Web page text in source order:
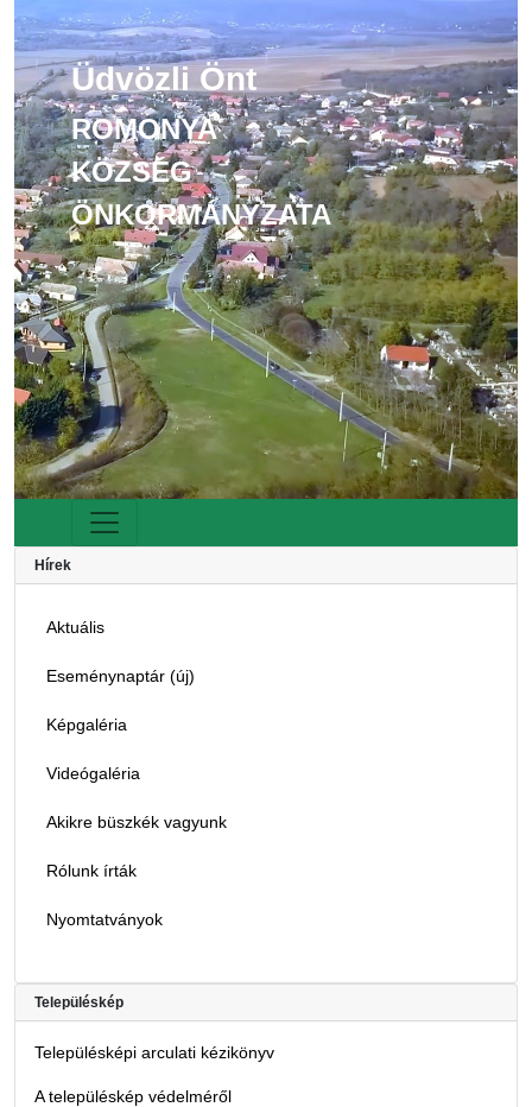
Üdvözli Önt
ROMONYA
KÖZSÉG
ÖNKORMÁNYZATA
Hírek
Aktuális
Eseménynaptár (új)
Képgaléria
Videógaléria
Akikre büszkék vagyunk
Rólunk írták
Nyomtatványok
Településkép
Településképi arculati kézikönyv
A településkép védelméről